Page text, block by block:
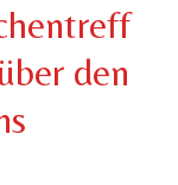
den